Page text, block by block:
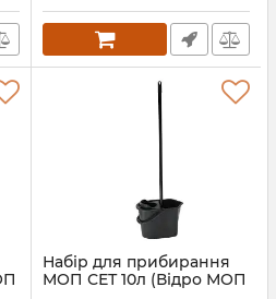
Набір для прибирання
МОП СЕТ 10л (Відро МОП